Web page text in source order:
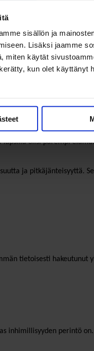
sisällön ja
Lisäksi jaamme
miten käytät
kun olet
kohtaloa.
jolle sodan
selviytyivät sodasta ja
olisi parempi
ja pitkäjänteisyyttä.
tietoisesti hakeutunut
inhimillisyyden perintö on.